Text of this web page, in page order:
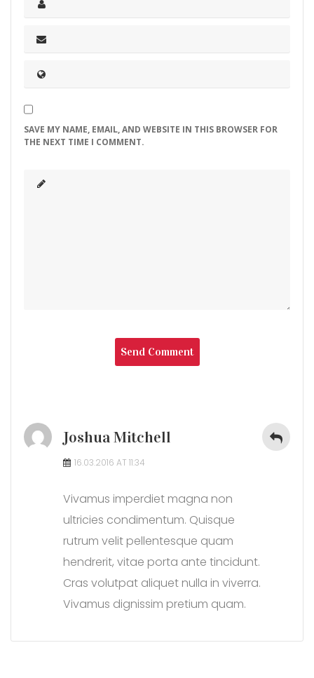
SAVE MY NAME, EMAIL, AND WEBSITE IN THIS BROWSER FOR
THE NEXT TIME I COMMENT.
Joshua Mitchell
16.03.2016 AT 11:34
Vivamus imperdiet magna non
ultricies condimentum. Quisque
rutrum velit pellentesque quam
hendrerit, vitae porta ante tincidunt.
Cras volutpat aliquet nulla in viverra.
Vivamus dignissim pretium quam.